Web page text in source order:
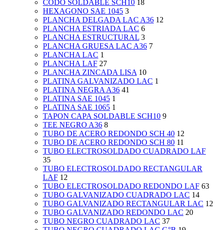
CODO SOLDABLE SCH10 18
HEXAGONO SAE 1045 3
PLANCHA DELGADA LAC A36 12
PLANCHA ESTRIADA LAC 6
PLANCHA ESTRUCTURAL 3
PLANCHA GRUESA LAC A36 7
PLANCHA LAC 1
PLANCHA LAF 27
PLANCHA ZINCADA LISA 10
PLATINA GALVANIZADO LAC 1
PLATINA NEGRA A36 41
PLATINA SAE 1045 1
PLATINA SAE 1065 1
TAPON CAPA SOLDABLE SCH10 9
TEE NEGRO A36 8
TUBO DE ACERO REDONDO SCH 40 12
TUBO DE ACERO REDONDO SCH 80 11
TUBO ELECTROSOLDADO CUADRADO LAF
35
TUBO ELECTROSOLDADO RECTANGULAR
LAF 12
TUBO ELECTROSOLDADO REDONDO LAF 63
TUBO GALVANIZADO CUADRADO LAC 14
TUBO GALVANIZADO RECTANGULAR LAC 12
TUBO GALVANIZADO REDONDO LAC 20
TUBO NEGRO CUADRADO LAC 37